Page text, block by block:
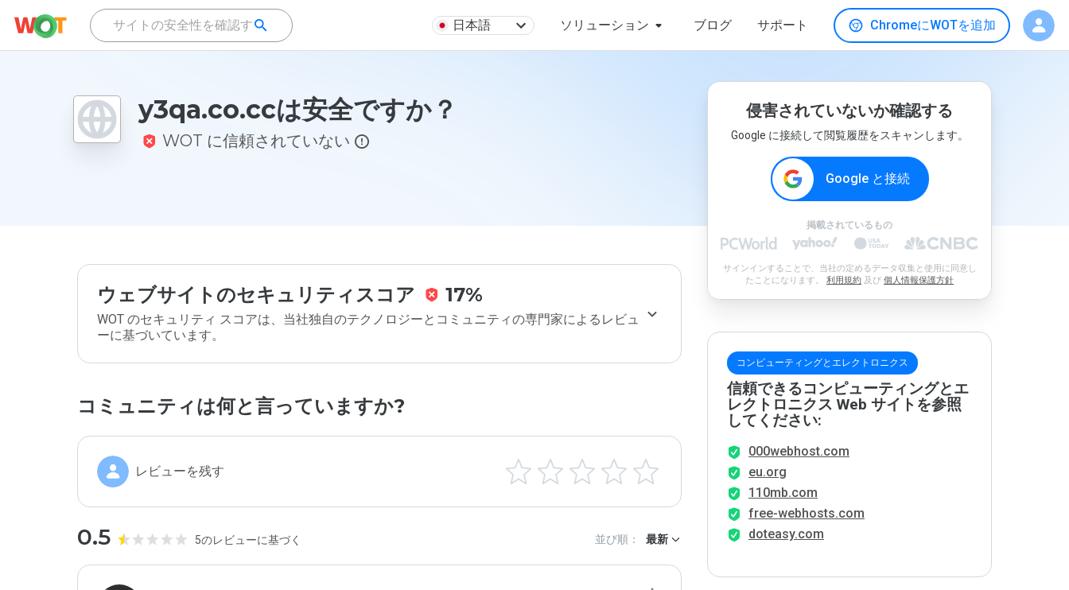
日本語 ソリューション ブログ サポート ChromeにWOTを追加
y3qa.co.ccは安全ですか？
WOT に信頼されていない
ウェブサイトのセキュリティスコア 17%
WOT のセキュリティ スコアは、当社独自のテクノロジーとコミュニティの専門家によるレビュ
ーに基づいています。
コミュニティは何と言っていますか?
レビューを残す
0.5 5のレビューに基づく 並び順： 最新
侵害されていないか確認する
Google に接続して閲覧履歴をスキャンします。
Google と接続
掲載されているもの
サインインすることで、当社の定めるデータ収集と使用に同意し
たことになります。 利用規約 及び 個人情報保護方針
コンピューティングとエレクトロニクス
信頼できるコンピューティングとエ
レクトロニクス Web サイトを参照
してください:
000webhost.com
eu.org
110mb.com
free-webhosts.com
doteasy.com